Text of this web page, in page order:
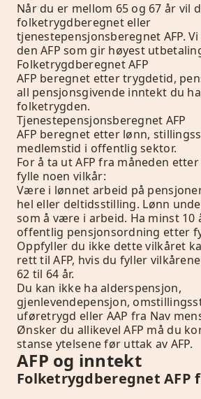
Når du er mellom 65 og 67 år vil
folketrygdberegnet eller
tjenestepensjonsberegnet AFP.
den AFP som gir høyest
Folketrygdberegnet AFP
AFP beregnet etter trygdetid,
all pensjonsgivende inntekt du
folketrygden.
Tjenestepensjonsberegnet AFP
AFP beregnet etter lønn,
medlemstid i offentlig sektor.
For å ta ut AFP fra måneden
fylle noen vilkår:
Være i lønnet arbeid på
hel eller deltidsstilling. Lønn
som å være i arbeid. Ha minst 10
offentlig pensjonsordning etter
Oppfyller du ikke dette vilkåret
rett til AFP, hvis du fyller
62 til 64 år.
Du kan ikke ha alderspensjon,
gjenlevendepensjon,
uføretrygd eller AAP fra Nav
Ønsker du allikevel AFP må du
stanse ytelsene før uttak av AFP.
AFP og inntekt
Folketrygdberegnet AFP